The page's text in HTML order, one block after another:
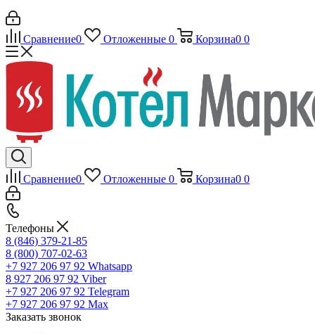
Сравнение0 Отложенные 0 Корзина0 0
Сравнение0 Отложенные 0 Корзина0 0
Телефоны
8 (846) 379-21-85
8 (800) 707-02-63
+7 927 206 97 92 Whatsapp
8 927 206 97 92 Viber
+7 927 206 97 92 Telegram
+7 927 206 97 92 Max
Заказать звонок